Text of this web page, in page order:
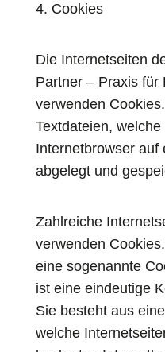
4. Cookies
Die Internetseiten
Partner – Praxis für
verwenden
Textdateien,
Internetbrowser auf
abgelegt und
Zahlreiche
verwenden
eine sogenannte
ist eine eindeutige
Sie besteht aus
welche